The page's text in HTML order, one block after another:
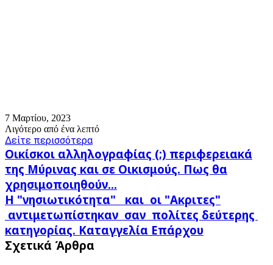
7 Μαρτίου, 2023
Λιγότερο από ένα λεπτό
Δείτε περισσότερα
Οικίσκοι
αλληλογραφίας
(;)
περιφερειακά
της
Μύρινας
και
σε
Οικισμούς.
Πως
Οικίσκοι αλληλογραφίας (;) περιφερειακά
της Μύρινας και σε Οικισμούς. Πως θα
χρησιμοποιηθούν...
Η
"νησιωτικότητα"
και
οι "Ακριτες"
αντιμετωπίστηκαν
Η "νησιωτικότητα" και οι "Ακριτες"
αντιμετωπίστηκαν σαν πολίτες δεύτερης
κατηγορίας. Καταγγελία Επάρχου
Σχετικά Άρθρα